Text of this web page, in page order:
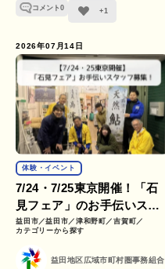
コメント 0 +1
2026年07月14日
体験・イベント
7/24・7/25東京開催！「石
見フェア」のお手伝いスタ
ッフを募集します！
益田市 益田市 津和野町
吉賀町
カテゴリーから探す
益田地区広域市町村圏事務組合